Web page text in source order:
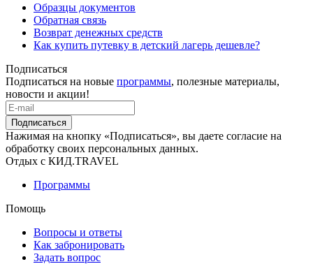
Образцы документов
Обратная связь
Возврат денежных средств
Как купить путевку в детский лагерь дешевле?
Подписаться
Подписаться на новые программы, полезные материалы,
новости и акции!
Подписаться
Нажимая на кнопку «Подписаться», вы даете согласие на
обработку своих персональных данных.
Отдых с КИД.TRAVEL
Программы
Помощь
Вопросы и ответы
Как забронировать
Задать вопрос